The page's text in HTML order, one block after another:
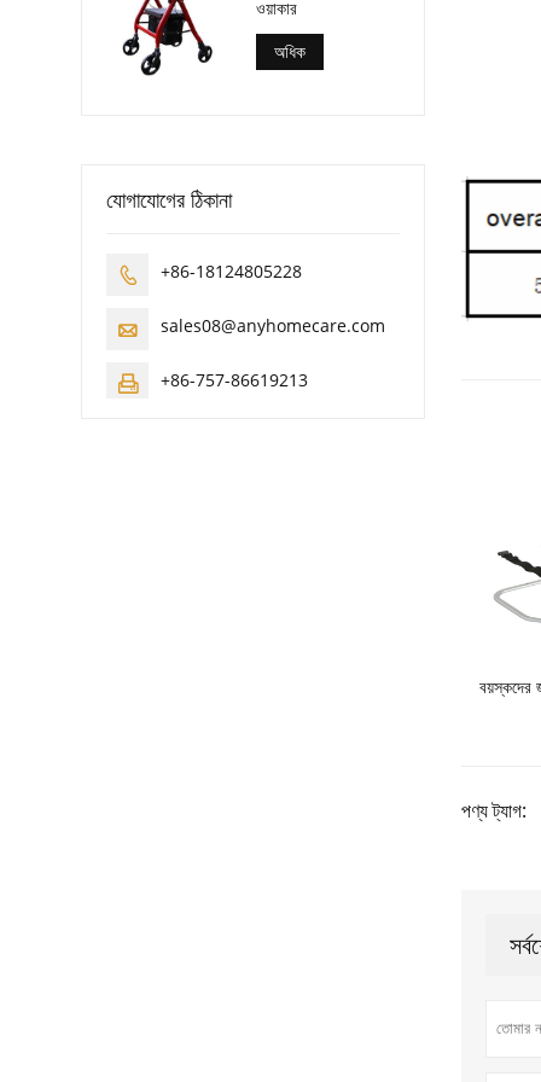
বয়স্কদের
পণ্য ট্যাগ:
ওয়াকার
অধিক
যোগাযোগের ঠিকানা
 +86-18124805228
 sales08@anyhomecare.com
 +86-757-86619213